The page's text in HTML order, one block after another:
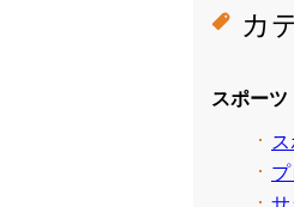
カ
スポーツ